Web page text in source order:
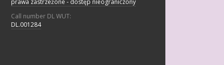
prawa zastrzeżone - dostęp nieograniczony
Call number DL WUT:
DL.001284